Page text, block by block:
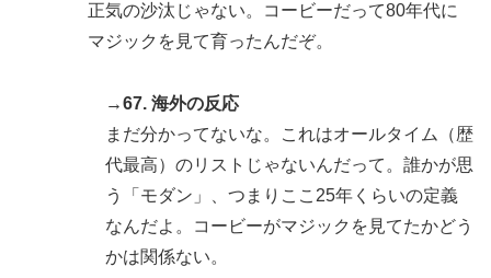
正気の沙汰じゃない。コービーだって80年代に
マジックを見て育ったんだぞ。
→67. 海外の反応
まだ分かってないな。これはオールタイム（歴
代最高）のリストじゃないんだって。誰かが思
う「モダン」、つまりここ25年くらいの定義
なんだよ。コービーがマジックを見てたかどう
かは関係ない。